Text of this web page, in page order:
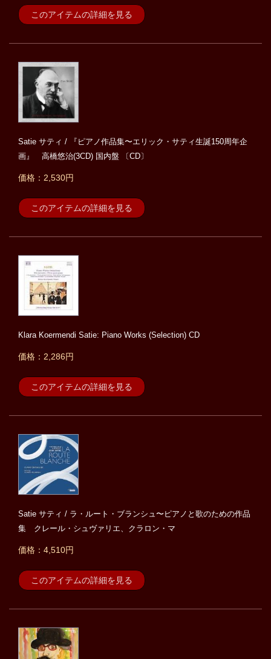
このアイテムの詳細を見る
Satie サティ / 『ピアノ作品集〜エリック・サティ生誕150周年企
画』 高橋悠治(3CD) 国内盤 〔CD〕
価格：2,530円
このアイテムの詳細を見る
Klara Koermendi Satie: Piano Works (Selection) CD
価格：2,286円
このアイテムの詳細を見る
Satie サティ / ラ・ルート・ブランシュ〜ピアノと歌のための作品
集 クレール・シュヴァリエ、クラロン・マ
価格：4,510円
このアイテムの詳細を見る